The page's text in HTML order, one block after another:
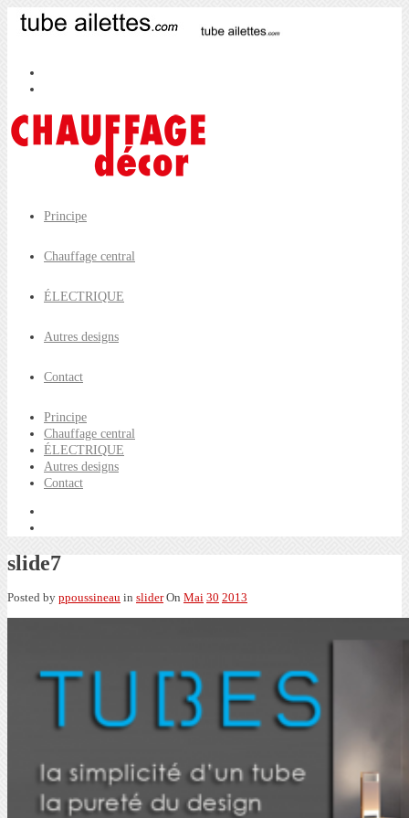
Principe
Chauffage central
ÉLECTRIQUE
Autres designs
Contact
Principe
Chauffage central
ÉLECTRIQUE
Autres designs
Contact
slide7
Posted by ppoussineau in sliderOn Mai 30 2013